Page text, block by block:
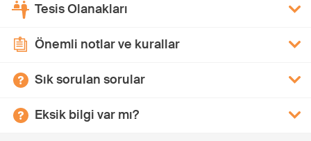
Tesis Olanakları
Önemli notlar ve kurallar
Sık sorulan sorular
Eksik bilgi var mı?